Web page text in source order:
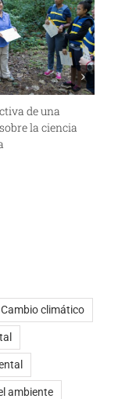
de una
la ciencia
Cambio climático
ambiente